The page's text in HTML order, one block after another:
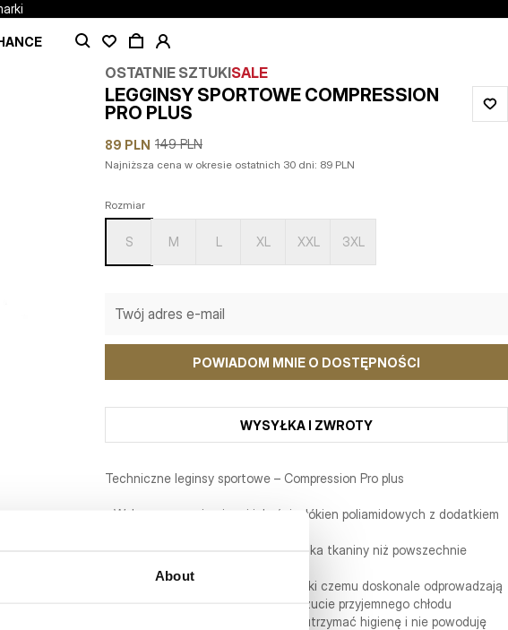
About
OSTATNIE SZTUKISALE
LEGGINSY SPORTOWE COMPRESSION
PRO PLUS
89 PLN 149 PLN
Najniższa cena w okresie ostatnich 30 dni: 89 PLN
Rozmiar
S M L XL XXL 3XL
POWIADOM MNIE O DOSTĘPNOŚCI
WYSYŁKA I ZWROTY
Techniczne leginsy sportowe – Compression Pro plus
- Wykonane z najwyższej jakości włókien poliamidowych z dodatkiem
- Znacznie szlachetniejsza mieszanka tkaniny niż powszechnie
występujące na rynku
- Termoaktywne i oddychające dzięki czemu doskonale odprowadzają
ciepło z twojej skóry, powodując uczucie przyjemnego chłodu
- Szybkoschnący materiał pomaga utrzymać higienę i nie powoduję